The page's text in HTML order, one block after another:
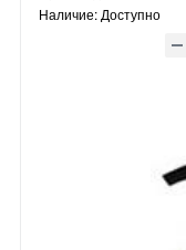
Наличие:Доступно